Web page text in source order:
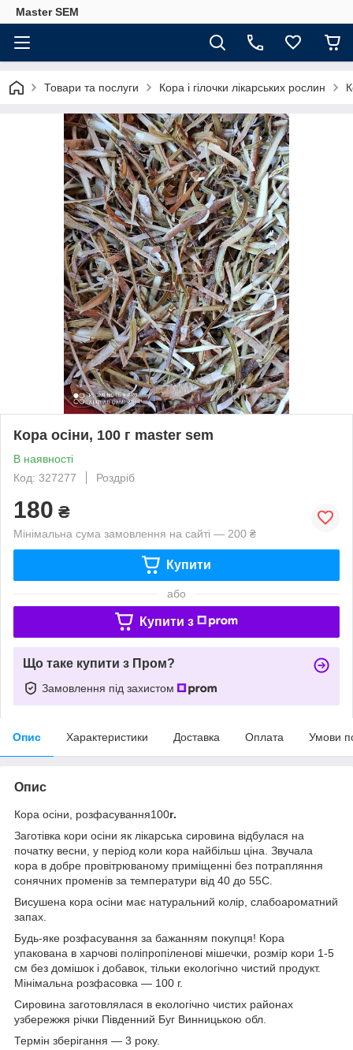
Master SEM
Товари та послуги Кора і гілочки лікарських рослин
Кора осіни, 100 г master sem
В наявності
Код: 327277
Роздріб
180 ₴
Мінімальна сума замовлення на сайті — 200 ₴
Купити
або
Купити з
Що таке купити з Пром?
Замовлення під захистом
Опис Характеристики Доставка Оплата Умови
Опис
Кора осіни, розфасування100г.
Заготівка кори осіни як лікарська сировина відбулася на
початку весни, у період коли кора найбільш ціна. Звучала
кора в добре провітрюваному приміщенні без потрапляння
сонячних променів за температури від 40 до 55С.
Висушена кора осіни має натуральний колір, слабоароматний
запах.
Будь-яке розфасування за бажанням покупця! Кора
упакована в харчові поліпропіленові мішечки, розмір кори 1-5
см без домішок і добавок, тільки екологічно чистий продукт.
Мінімальна розфасовка — 100 г.
Сировина заготовлялася в екологічно чистих районах
узбережжя річки Південний Буг Винницькою обл.
Термін зберігання — 3 року.